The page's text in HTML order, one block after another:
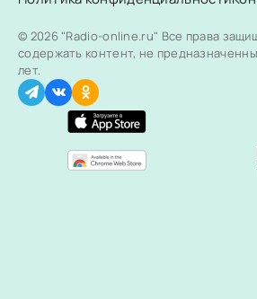
© 2026 "Radio-online.ru" Все права
содержать контент, не
лет.